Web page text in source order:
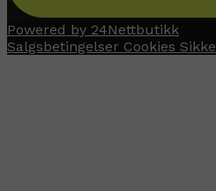
Powered by 24Nettbutikk
Salgsbetingelser Cookies